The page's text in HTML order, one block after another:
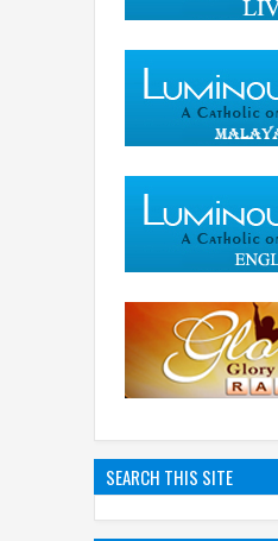
SEARCH THIS SITE